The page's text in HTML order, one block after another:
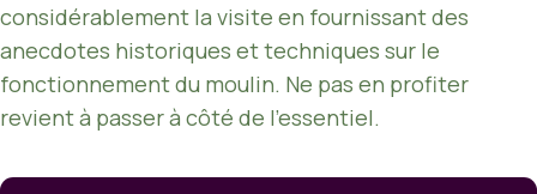
considérablement la visite en fournissant des
anecdotes historiques et techniques sur le
fonctionnement du moulin. Ne pas en profiter
revient à passer à côté de l’essentiel.